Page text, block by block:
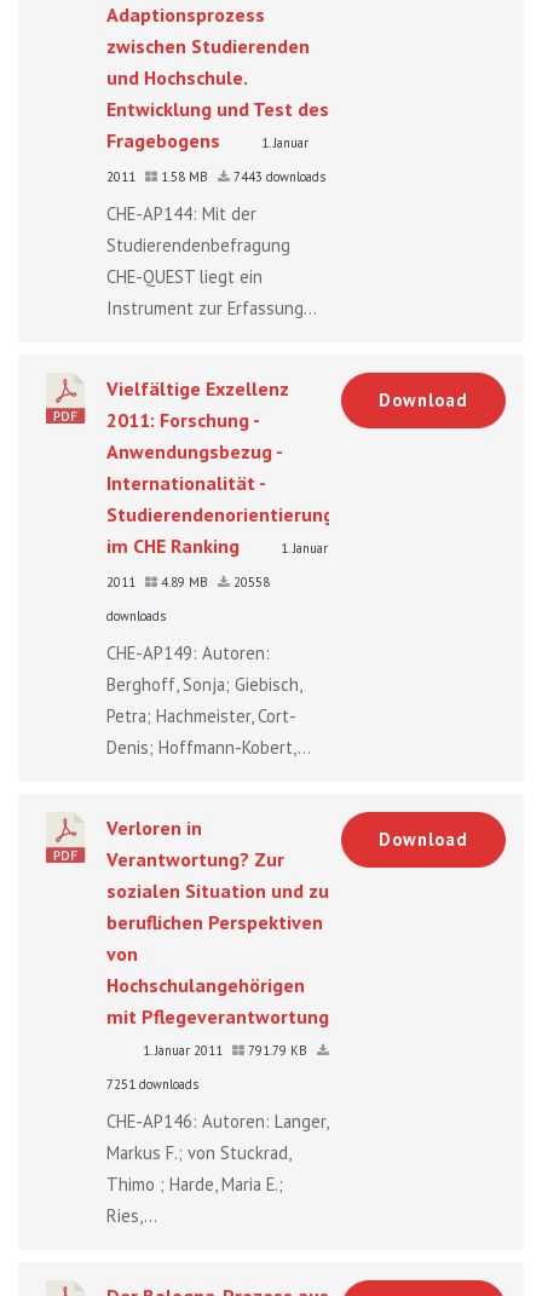
Adaptionsprozess
zwischen Studierenden
und Hochschule.
Entwicklung und Test des
Fragebogens
1. Januar
2011
1.58 MB 7443 downloads
CHE-AP144: Mit der
Studierendenbefragung
CHE-QUEST liegt ein
Instrument zur Erfassung...
Vielfältige Exzellenz
2011: Forschung -
Anwendungsbezug -
Internationalität -
Studierendenorientierung
im CHE Ranking
1. Januar
2011
4.89 MB
20558
downloads
CHE-AP149: Autoren:
Berghoff, Sonja; Giebisch,
Petra; Hachmeister, Cort-
Denis; Hoffmann-Kobert,...
Download
Verloren in
Verantwortung? Zur
sozialen Situation und zu
beruflichen Perspektiven
von
Hochschulangehörigen
mit Pflegeverantwortung
1. Januar 2011
791.79 KB
7251 downloads
CHE-AP146: Autoren: Langer,
Markus F.; von Stuckrad,
Thimo ; Harde, Maria E.;
Ries,...
Download